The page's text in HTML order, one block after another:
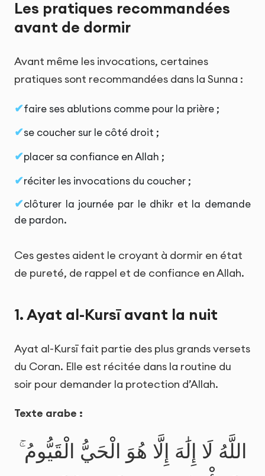
Les pratiques recommandées
avant de dormir
Avant même les invocations, certaines
pratiques sont recommandées dans la Sunna :
faire ses ablutions comme pour la prière ;
se coucher sur le côté droit ;
placer sa confiance en Allah ;
réciter les invocations du coucher ;
clôturer la journée par le dhikr et la demande
de pardon.
Ces gestes aident le croyant à dormir en état
de pureté, de rappel et de confiance en Allah.
1. Ayat al-Kursī avant la nuit
Ayat al-Kursī fait partie des plus grands versets
du Coran. Elle est récitée dans la routine du
soir pour demander la protection d’Allah.
Texte arabe :
اللَّهُ لَا إِلَٰهَ إِلَّا هُوَ الْحَيُّ الْقَيُّومُ ۚ